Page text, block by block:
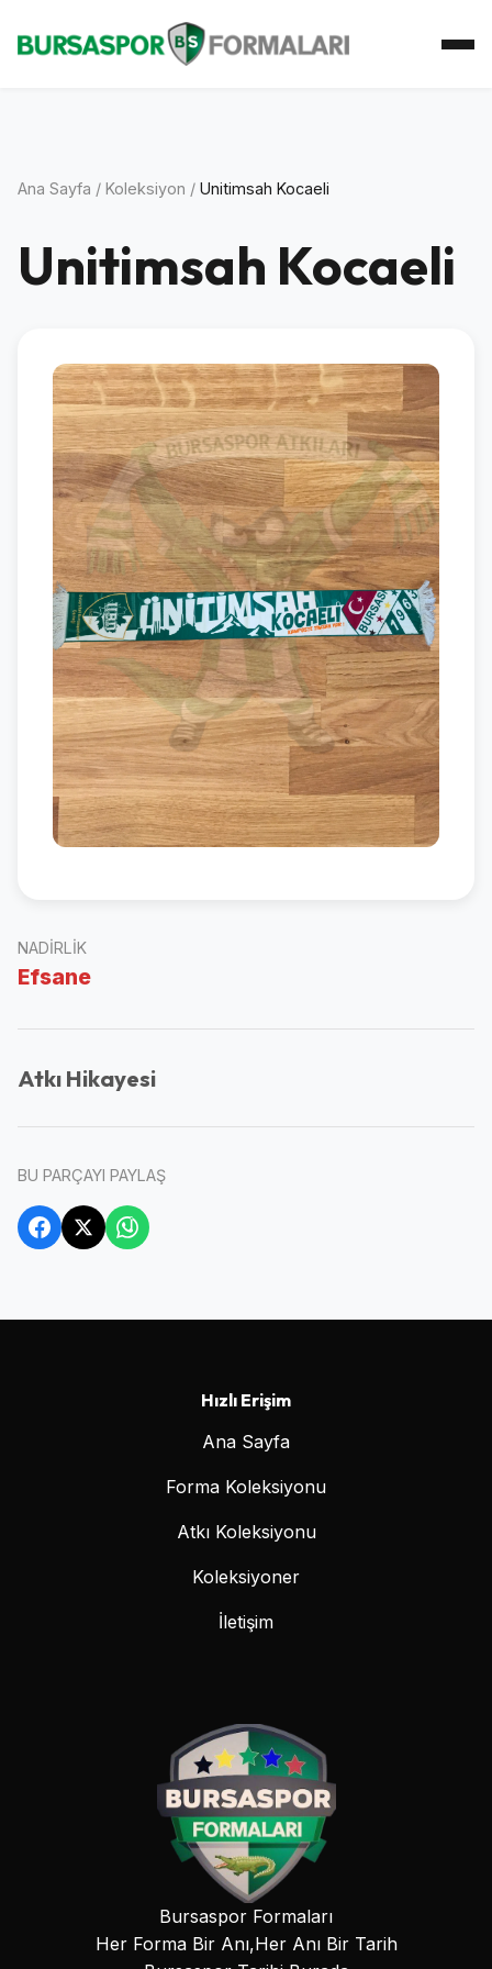
Koleksiyon
Ana Sayfa / Koleksiyon / Unitimsah Kocaeli
Unitimsah Kocaeli
NADIRLIK
Efsane
Atkı Hikayesi
BU PARÇAYI PAYLAŞ
Hızlı Erişim
Ana Sayfa
Forma Koleksiyonu
Atkı Koleksiyonu
Koleksiyoner
İletişim
Bursaspor Formaları
Her Forma Bir Anı,Her Anı Bir Tarih